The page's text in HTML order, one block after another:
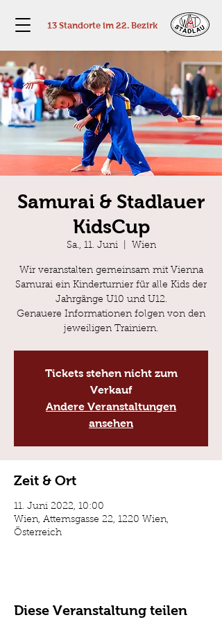
13 Standorte im 22. Bezirk
Samurai & Stadlauer
KidsCup
Sa., 11. Juni
  |
Wien
Wir veranstalten gemeinsam mit Vienna
Samurai ein Kinderturnier für alle Kids der
Jahrgänge U10 und U12.
Genauere Informationen folgen von den
jeweiligen Trainiern.
Tickets stehen nicht zum
Verkauf
Andere Veranstaltungen
ansehen
Zeit & Ort
11. Juni 2022, 10:00
Wien, Attemsgasse 22, 1220 Wien,
Österreich
Diese Veranstaltung teilen